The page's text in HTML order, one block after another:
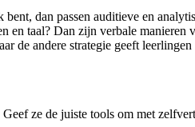
dan passen auditieve en
taal? Dan zijn verbale manieren
de andere strategie geeft leerlingen
ze de juiste tools om met